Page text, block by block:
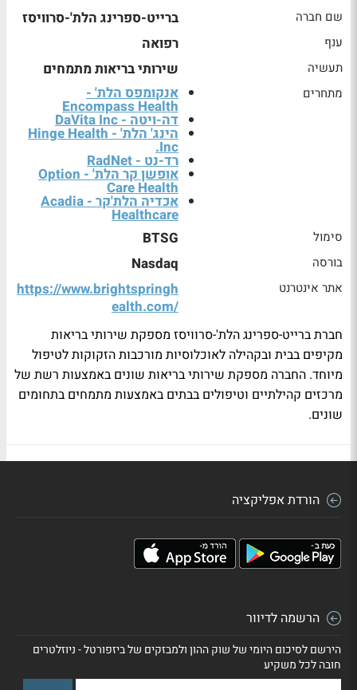
שם חברה ברייט-ספרינג הלת'-סרוויסז
ענף רפואה
תעשיה שירותי בריאות מתמחים
מתחרים אנקומפס הלת' -
Encompass Health
דה-ויטה - DaVita Inc
הינג' הלת' - Hinge Health
Inc.
רד-נט - RadNet
אופשן קר הלת' - Option
Care Health
אכדיה הלת'קר - Acadia
Healthcare
סימול BTSG
בורסה Nasdaq
אתר אינטרנט
https://www.brightspringh
ealth.com/
חברת ברייט-ספרינג הלת'-סרוויסז מספקת שירותי בריאות
מקיפים בבית ובקהילה לאוכלוסיות מורכבות הזקוקות לטיפול
מיוחד. החברה מספקת שירותי בריאות שונים באמצעות רשת של
מרכזים קהילתיים וטיפולים בבתים באמצעות מתמחים בתחומים
שונים.
הורדת אפליקציה
הרשמה לדיוור
הירשם לסיכום היומי של שוק ההון ולמבזקים של ביזפורטל - ניוזלטרים
חובה לכל משקיע